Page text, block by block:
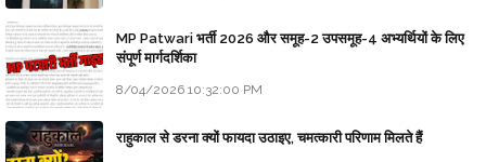
MP Patwari भर्ती 2026 और समूह-2 उपसमूह-4 अभ्यर्थियों के लिए
संपूर्ण मार्गदर्शिका
8/04/2026 10:32:00 PM
राहुकाल से डरना क्यों फायदा उठाइए, चमत्कारी परिणाम मिलते हैं